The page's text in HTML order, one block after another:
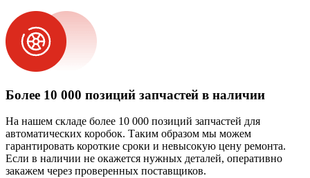
Более 10 000 позиций запчастей в наличии
На нашем складе более 10 000 позиций запчастей для
автоматических коробок. Таким образом мы можем
гарантировать короткие сроки и невысокую цену ремонта.
Если в наличии не окажется нужных деталей, оперативно
закажем через проверенных поставщиков.